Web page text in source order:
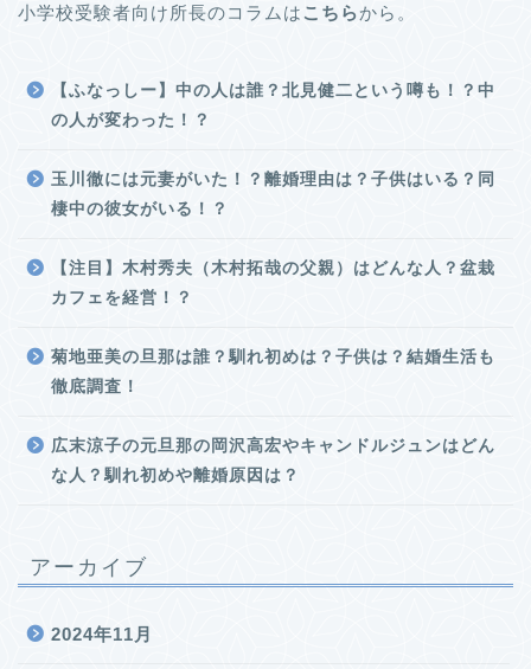
小学校受験者向け所長のコラムはこちらから。
【ふなっしー】中の人は誰？北見健二という噂も！？中
の人が変わった！？
玉川徹には元妻がいた！？離婚理由は？子供はいる？同
棲中の彼女がいる！？
【注目】木村秀夫（木村拓哉の父親）はどんな人？盆栽
カフェを経営！？
菊地亜美の旦那は誰？馴れ初めは？子供は？結婚生活も
徹底調査！
広末涼子の元旦那の岡沢高宏やキャンドルジュンはどん
な人？馴れ初めや離婚原因は？
アーカイブ
2024年11月